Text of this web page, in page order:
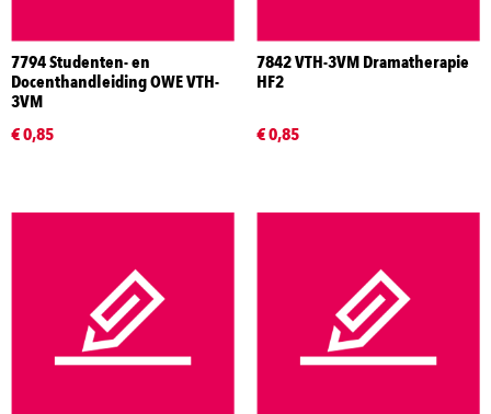
7794 Studenten- en
Docenthandleiding OWE VTH-
3VM
€ 0,85
7842 VTH-3VM Dramatherapie
HF2
€ 0,85